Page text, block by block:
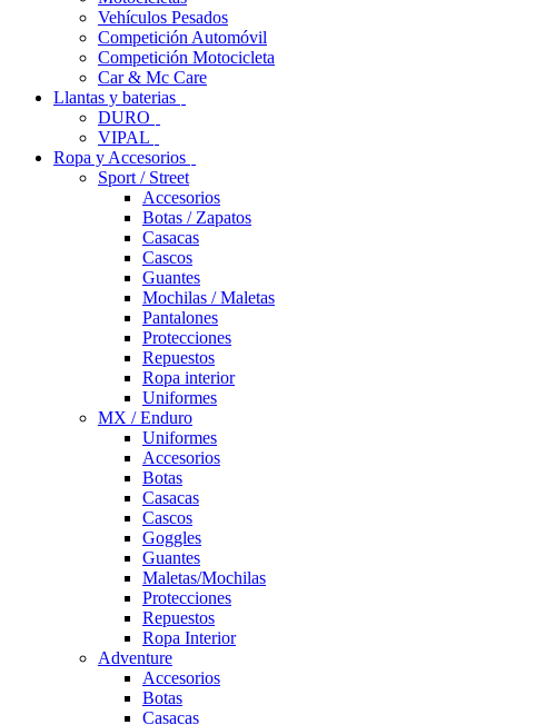
Vehículos Pesados
Competición Automóvil
Competición Motocicleta
Car & Mc Care
Llantas y baterias
DURO
VIPAL
Ropa y Accesorios
Sport / Street
Accesorios
Botas / Zapatos
Casacas
Cascos
Guantes
Mochilas / Maletas
Pantalones
Protecciones
Repuestos
Ropa interior
Uniformes
MX / Enduro
Uniformes
Accesorios
Botas
Casacas
Cascos
Goggles
Guantes
Maletas/Mochilas
Protecciones
Repuestos
Ropa Interior
Adventure
Accesorios
Botas
Casacas